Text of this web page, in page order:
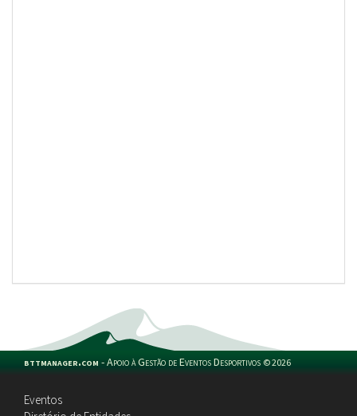
bttmanager.com -Apoio à Gestão de Eventos Desportivos ©2026
Eventos